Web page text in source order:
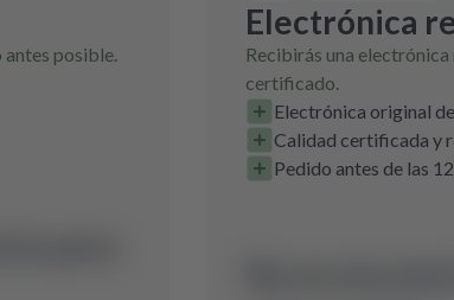
antes posible.
Electrónica
Recibirás una
certificado.
Electrónica original
Calidad certificada y
Pedido antes de las